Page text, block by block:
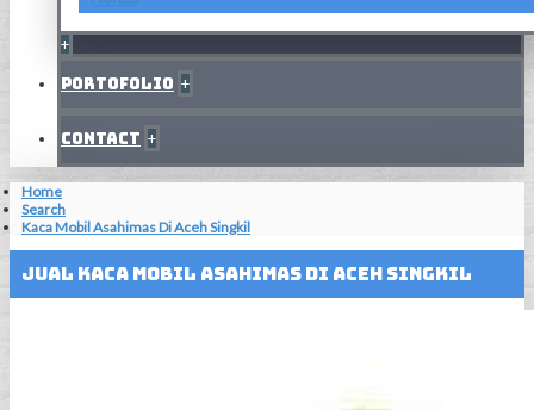
+
Portofolio +
Contact +
Home
Search
Kaca Mobil Asahimas Di Aceh Singkil
Jual Kaca Mobil Asahimas Di Aceh Singkil